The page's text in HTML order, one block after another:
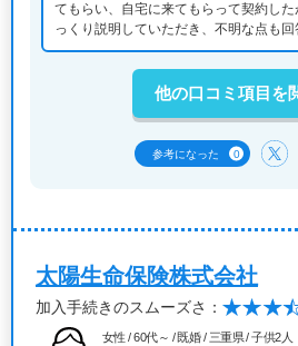
てもらい、自宅に来てもらって契約し
っくり説明していただき、不明な点も
は特になくスムーズに進みでした
参考になった 0
他の口コミ項目を
太陽生命保険株式会社
加入手続きのスムーズさ：
女性 / 60代～ / 既婚 / 三重県 / 子供2人